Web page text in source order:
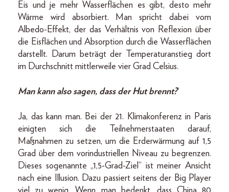
Eis und je mehr Wasserflächen es gibt, desto mehr
Wärme wird absorbiert. Man spricht dabei vom
Albedo-Effekt, der das Verhältnis von Reflexion über
die Eisflächen und Absorption durch die Wasserflächen
darstellt. Darum beträgt der Temperaturanstieg dort
im Durchschnitt mittlerweile vier Grad Celsius.
Man kann also sagen, dass der Hut brennt?
Ja, das kann man. Bei der 21. Klimakonferenz in Paris
einigten sich die Teilnehmerstaaten darauf,
Maßnahmen zu setzen, um die Erderwärmung auf 1,5
Grad über dem vorindustriellen Niveau zu begrenzen.
Dieses sogenannte „1,5-Grad-Ziel“ ist meiner Ansicht
nach eine Illusion. Dazu passiert seitens der Big Player